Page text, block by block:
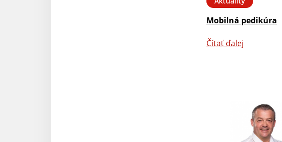
Mobilná pedikúra
Čítať ďalej